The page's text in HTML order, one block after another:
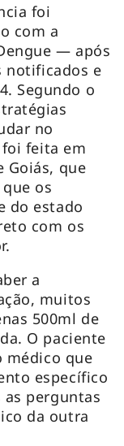
foi
com a
— após
notificados e
Segundo o
no
feita em
Goiás, que
os
do estado
com os
a
muitos
500ml de
O paciente
médico que
específico
as perguntas
da outra